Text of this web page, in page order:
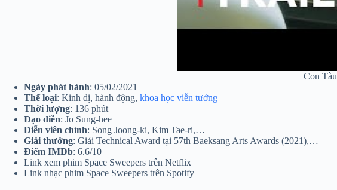
Con
Ngày phát hành: 05/02/2021
Thể loại: Kinh dị, hành động, khoa học viễn tưởng
Thời lượng: 136 phút
Đạo diễn: Jo Sung-hee
Diễn viên chính: Song Joong-ki, Kim Tae-ri,…
Giải thưởng: Giải Technical Award tại 57th Baeksang Arts Awards (2021),…
Điểm IMDb: 6.6/10
Link xem phim Space Sweepers trên Netflix
Link nhạc phim Space Sweepers trên Spotify